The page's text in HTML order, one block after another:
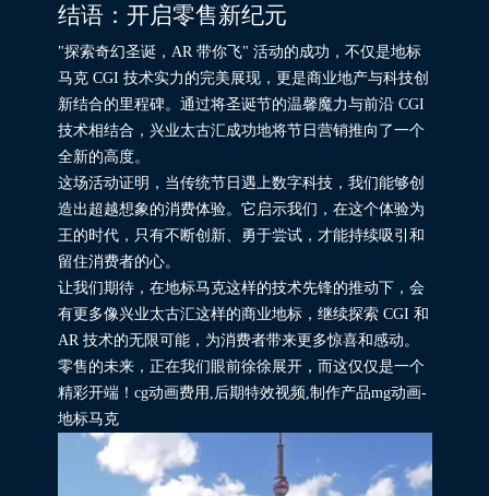
结语：开启零售新纪元
"探索奇幻圣诞，AR 带你飞" 活动的成功，不仅是地标
马克 CGI 技术实力的完美展现，更是商业地产与科技创
新结合的里程碑。通过将圣诞节的温馨魔力与前沿 CGI
技术相结合，兴业太古汇成功地将节日营销推向了一个
全新的高度。
这场活动证明，当传统节日遇上数字科技，我们能够创
造出超越想象的消费体验。它启示我们，在这个体验为
王的时代，只有不断创新、勇于尝试，才能持续吸引和
留住消费者的心。
让我们期待，在地标马克这样的技术先锋的推动下，会
有更多像兴业太古汇这样的商业地标，继续探索 CGI 和
AR 技术的无限可能，为消费者带来更多惊喜和感动。
零售的未来，正在我们眼前徐徐展开，而这仅仅是一个
精彩开端！cg动画费用,后期特效视频,制作产品mg动画-
地标马克